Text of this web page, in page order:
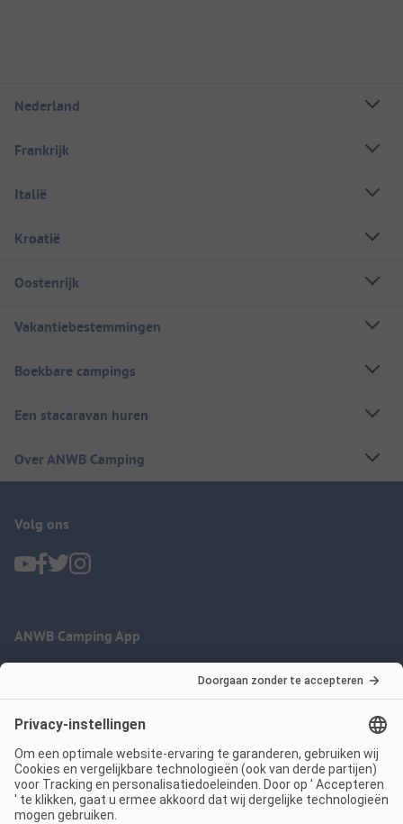
Nederland
Frankrijk
Italië
Kroatië
Oostenrijk
Vakantiebestemmingen
Boekbare campings
Een stacaravan huren
Over ANWB Camping
Volg ons
ANWB Camping App
Imprint
Jouw privacy
Voorwaarden